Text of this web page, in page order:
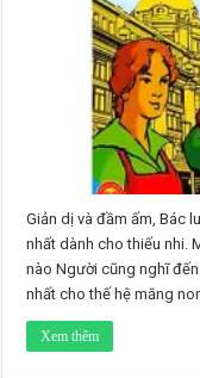
Giản dị và đầm ấm, Bác
nhất dành cho thiếu nhi.
nào Người cũng nghĩ
nhất cho thế hệ măng
Xem thêm